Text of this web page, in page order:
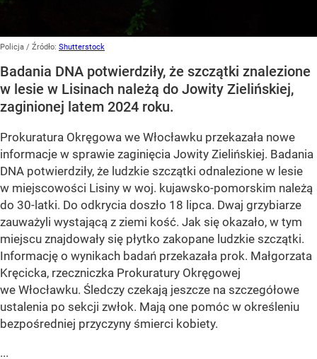
Policja / Źródło: Shutterstock
Badania DNA potwierdziły, że szczątki znalezione
w lesie w Lisinach należą do Jowity Zielińskiej,
zaginionej latem 2024 roku.
Prokuratura Okręgowa we Włocławku przekazała nowe
informacje w sprawie zaginięcia Jowity Zielińskiej. Badania
DNA potwierdziły, że ludzkie szczątki odnalezione w lesie
w miejscowości Lisiny w woj. kujawsko-pomorskim należą
do 30-latki. Do odkrycia doszło 18 lipca. Dwaj grzybiarze
zauważyli wystającą z ziemi kość. Jak się okazało, w tym
miejscu znajdowały się płytko zakopane ludzkie szczątki.
Informację o wynikach badań przekazała prok. Małgorzata
Kręcicka, rzeczniczka Prokuratury Okręgowej
we Włocławku. Śledczy czekają jeszcze na szczegółowe
ustalenia po sekcji zwłok. Mają one pomóc w określeniu
bezpośredniej przyczyny śmierci kobiety.
...